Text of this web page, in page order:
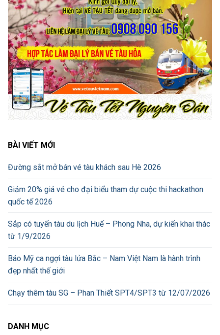
BÀI VIẾT MỚI
Đường sắt mở bán vé tàu khách sau Hè 2026
Giảm 20% giá vé cho đại biểu tham dự cuộc thi hackathon
quốc tế 2026
Sắp có tuyến tàu du lịch Huế – Phong Nha, dự kiến khai thác
từ 1/9/2026
Báo Mỹ ca ngợi tàu lửa Bắc – Nam Việt Nam là hành trình
đẹp nhất thế giới
Chạy thêm tàu SG – Phan Thiết SPT4/SPT3 từ 12/07/2026
DANH MỤC